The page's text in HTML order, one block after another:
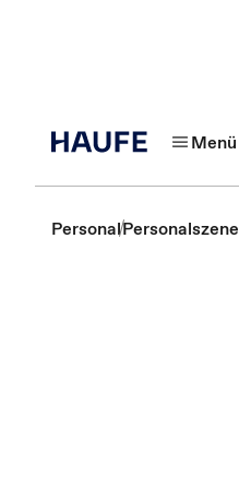
Menü
PersonalPersonalszene